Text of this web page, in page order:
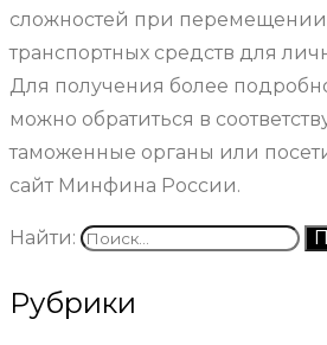
сложностей при перемещении
транспортных средств для
Для получения более
можно обратиться в
таможенные органы или
сайт Минфина России.
Найти:
Рубрики